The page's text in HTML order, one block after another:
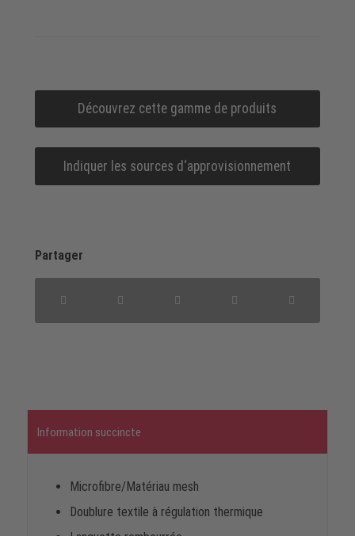
Découvrez cette gamme de produits
Indiquer les sources d‘approvisionnement
Partager
Information succincte
Microfibre/Matériau mesh
Doublure textile à régulation thermique